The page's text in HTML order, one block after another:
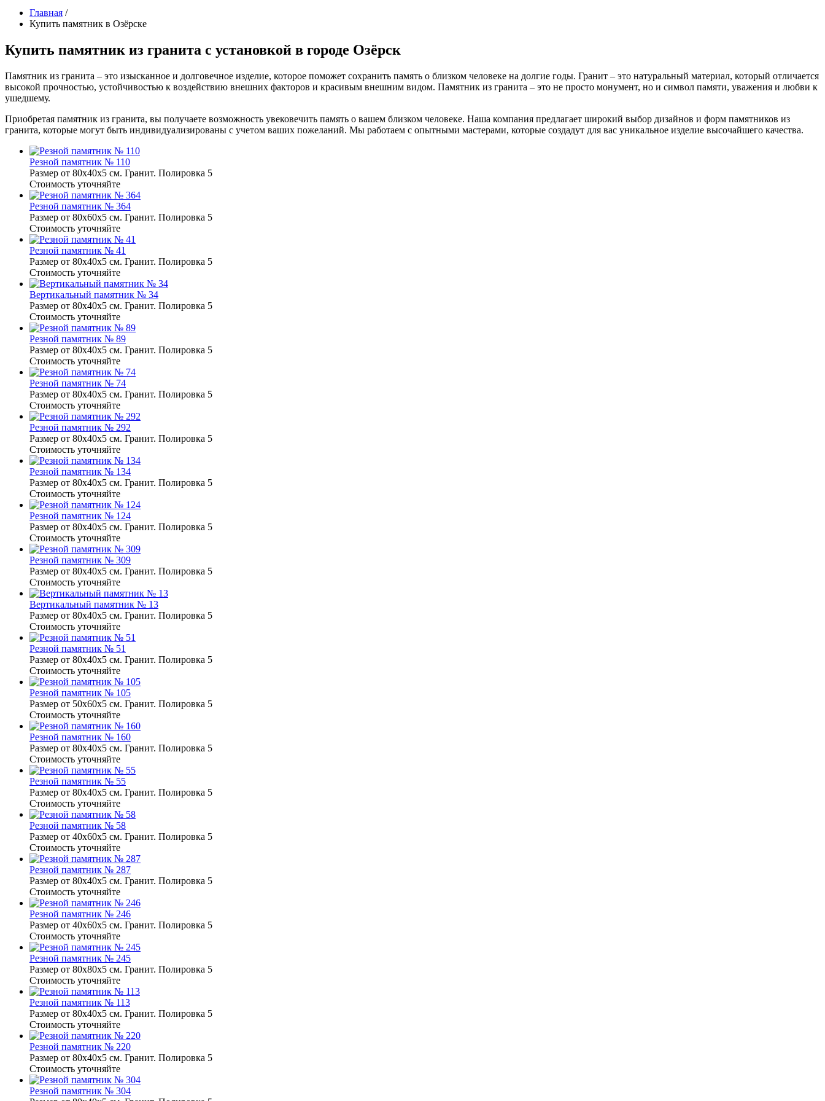
Главная /
Купить памятник в Озёрске
Купить памятник из гранита с установкой в городе Озёрск
Памятник из гранита – это изысканное и долговечное изделие, которое поможет сохранить память о близком человеке на долгие годы. Гранит – это натуральный материал, который отличается
высокой прочностью, устойчивостью к воздействию внешних факторов и красивым внешним видом. Памятник из гранита – это не просто монумент, но и символ памяти, уважения и любви к
ушедшему.
Приобретая памятник из гранита, вы получаете возможность увековечить память о вашем близком человеке. Наша компания предлагает широкий выбор дизайнов и форм памятников из
гранита, которые могут быть индивидуализированы с учетом ваших пожеланий. Мы работаем с опытными мастерами, которые создадут для вас уникальное изделие высочайшего качества.
Резной памятник № 110
Размер от 80х40х5 см. Гранит. Полировка 5
Стоимость уточняйте
Резной памятник № 364
Размер от 80х60х5 см. Гранит. Полировка 5
Стоимость уточняйте
Резной памятник № 41
Размер от 80х40х5 см. Гранит. Полировка 5
Стоимость уточняйте
Вертикальный памятник № 34
Размер от 80х40х5 см. Гранит. Полировка 5
Стоимость уточняйте
Резной памятник № 89
Размер от 80х40х5 см. Гранит. Полировка 5
Стоимость уточняйте
Резной памятник № 74
Размер от 80х40х5 см. Гранит. Полировка 5
Стоимость уточняйте
Резной памятник № 292
Размер от 80х40х5 см. Гранит. Полировка 5
Стоимость уточняйте
Резной памятник № 134
Размер от 80х40х5 см. Гранит. Полировка 5
Стоимость уточняйте
Резной памятник № 124
Размер от 80х40х5 см. Гранит. Полировка 5
Стоимость уточняйте
Резной памятник № 309
Размер от 80х40х5 см. Гранит. Полировка 5
Стоимость уточняйте
Вертикальный памятник № 13
Размер от 80х40х5 см. Гранит. Полировка 5
Стоимость уточняйте
Резной памятник № 51
Размер от 80х40х5 см. Гранит. Полировка 5
Стоимость уточняйте
Резной памятник № 105
Размер от 50х60х5 см. Гранит. Полировка 5
Стоимость уточняйте
Резной памятник № 160
Размер от 80х40х5 см. Гранит. Полировка 5
Стоимость уточняйте
Резной памятник № 55
Размер от 80х40х5 см. Гранит. Полировка 5
Стоимость уточняйте
Резной памятник № 58
Размер от 40х60х5 см. Гранит. Полировка 5
Стоимость уточняйте
Резной памятник № 287
Размер от 80х40х5 см. Гранит. Полировка 5
Стоимость уточняйте
Резной памятник № 246
Размер от 40х60х5 см. Гранит. Полировка 5
Стоимость уточняйте
Резной памятник № 245
Размер от 80х80х5 см. Гранит. Полировка 5
Стоимость уточняйте
Резной памятник № 113
Размер от 80х40х5 см. Гранит. Полировка 5
Стоимость уточняйте
Резной памятник № 220
Размер от 80х40х5 см. Гранит. Полировка 5
Стоимость уточняйте
Резной памятник № 304